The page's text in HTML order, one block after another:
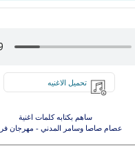
تحميل الاغنيه
ساهم بكتابه كلمات اغنية
عصام صاصا وسامر المدني - مهرجان